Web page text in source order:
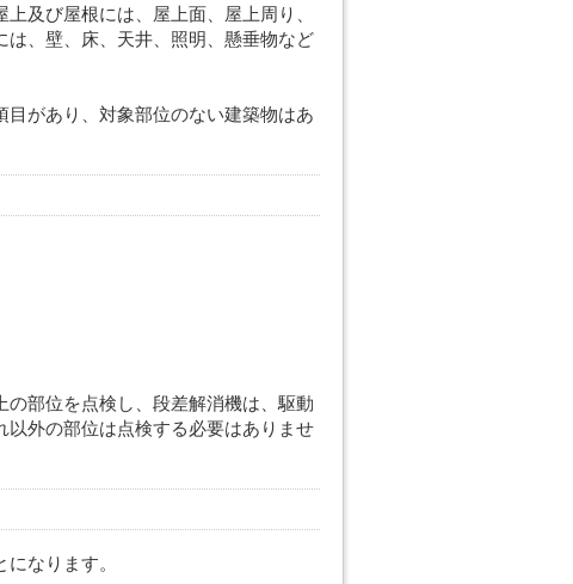
及び屋根には、屋上面、屋上周り、
は、壁、床、天井、照明、懸垂物など
があり、対象部位のない建築物はあ
部位を点検し、段差解消機は、駆動
外の部位は点検する必要はありませ
なります。